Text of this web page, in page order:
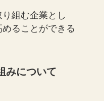
組む企業とし
ることができる
みについて